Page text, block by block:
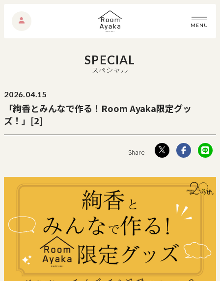
M EN U
SPECIAL
スペシャル
2026.04.15
「絢香とみんなで作る！Room Ayaka限定グッ
ズ！」[2]